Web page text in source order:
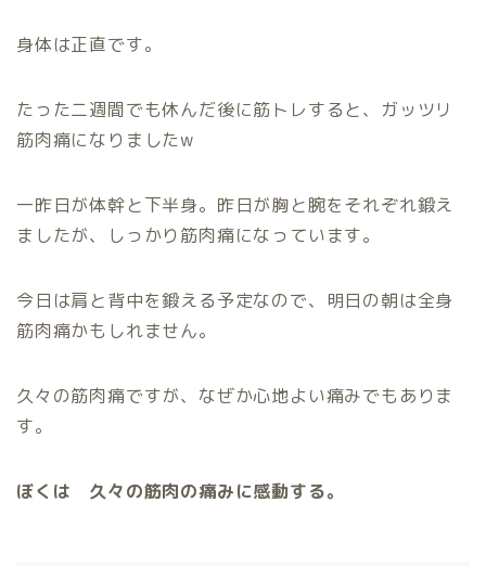
身体は正直です。
たった二週間でも休んだ後に筋トレすると、ガッツリ
筋肉痛になりましたw
一昨日が体幹と下半身。昨日が胸と腕をそれぞれ鍛え
ましたが、しっかり筋肉痛になっています。
今日は肩と背中を鍛える予定なので、明日の朝は全身
筋肉痛かもしれません。
久々の筋肉痛ですが、なぜか心地よい痛みでもありま
す。
ぼくは 久々の筋肉の痛みに感動する。